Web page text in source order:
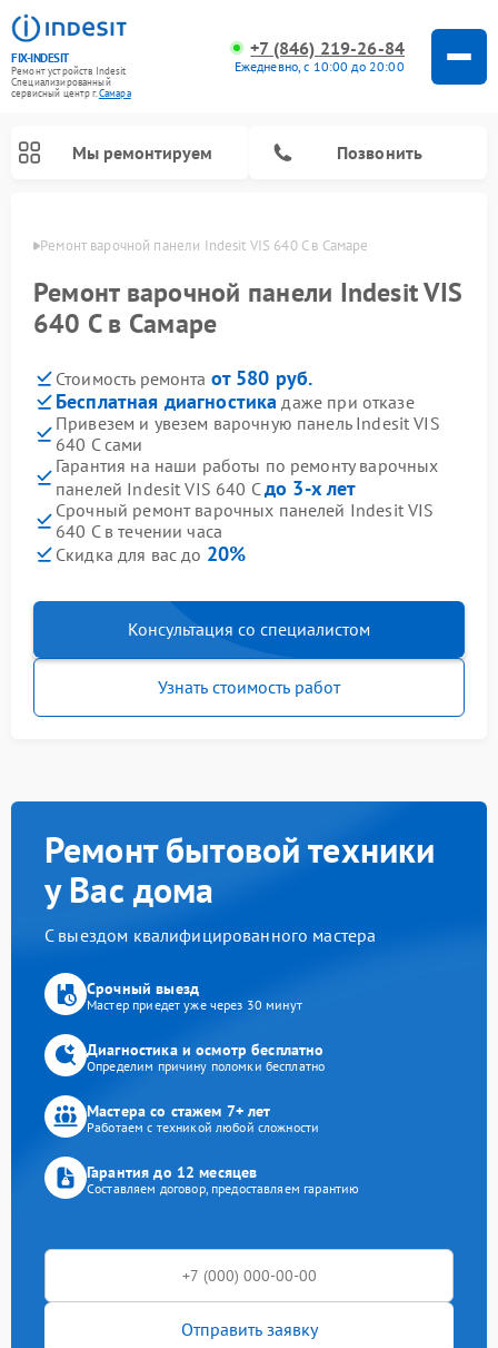
FIX-INDESIT
Ремонт устройств Indesit
Специализированный
cервисный центр г.Самара
+7 (846) 219-26-84
Ежедневно, с 10:00 до 20:00
Мы ремонтируем Позвонить
Ремонт варочной панели Indesit VIS 640 C в Самаре
Ремонт варочной панели Indesit VIS
640 C в Самаре
Стоимость ремонта от 580 руб.
Бесплатная диагностика даже при отказе
Привезем и увезем варочную панель Indesit VIS
640 C сами
Гарантия на наши работы по ремонту варочных
панелей Indesit VIS 640 Cдо 3-х лет
Срочный ремонт варочных панелей Indesit VIS
640 C в течении часа
Скидка для вас до 20%
Консультация со специалистом
Узнать стоимость работ
Ремонт бытовой техники
у Вас дома
С выездом квалифицированного мастера
Срочный выезд
Мастер приедет уже через 30 минут
Диагностика и осмотр бесплатно
Определим причину поломки бесплатно
Мастера со стажем 7+ лет
Работаем с техникой любой сложности
Гарантия до 12 месяцев
Составляем договор, предоставляем гарантию
Отправить заявку